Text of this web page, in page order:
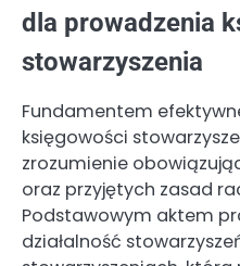
dla prowadzenia
stowarzyszenia
Fundamentem
księgowości
zrozumienie
oraz przyjętych zasad
Podstawowym aktem
działalność